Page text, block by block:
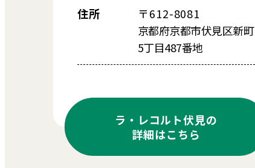
住所
〒612-8081
京都府京都市伏見区新町
5丁目487番地
ラ・レコルト伏見の
詳細はこちら